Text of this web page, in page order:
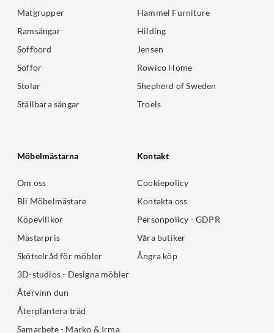
Matgrupper
Ramsängar
Soffbord
Soffor
Stolar
Ställbara sängar
Hammel Furniture
Hilding
Jensen
Rowico Home
Shepherd of Sweden
Troels
Möbelmästarna
Om oss
Bli Möbelmästare
Köpevillkor
Mästarpris
Skötselråd för möbler
3D-studios - Designa möbler
Återvinn dun
Återplantera träd
Samarbete - Marko & Irma
Kontakt
Cookiepolicy
Kontakta oss
Personpolicy - GDPR
Våra butiker
Ångra köp